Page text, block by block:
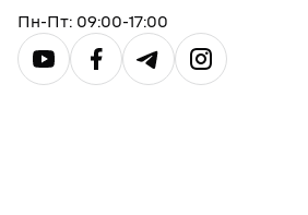
Пн-Пт: 09:00-17:00